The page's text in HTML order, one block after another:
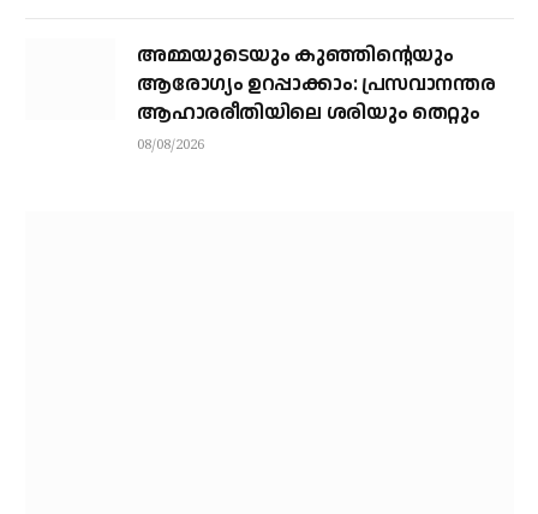
അമ്മയുടെയും കുഞ്ഞിന്റെയും
ആരോഗ്യം ഉറപ്പാക്കാം: പ്രസവാനന്തര
ആഹാരരീതിയിലെ ശരിയും തെറ്റും
08/08/2026